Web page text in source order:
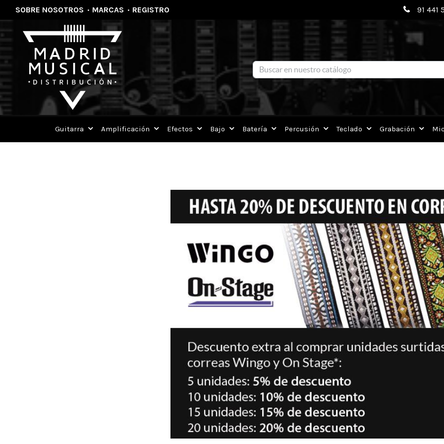
SOBRE NOSOTROS · MARCAS · REGISTRO 91 441
Guitarra Amplificación Efectos Bajo Batería Percusión Teclado Grabación
Blog
Home Blog Details
HASTA UN 20% EN CORREAS WINGO y ON STAGE